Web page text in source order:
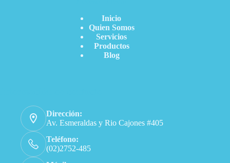
Inicio
Quien Somos
Servicios
Productos
Blog
Dirección:
Av. Esmeraldas y Rio Cajones #405
Teléfono:
(02)2752-485